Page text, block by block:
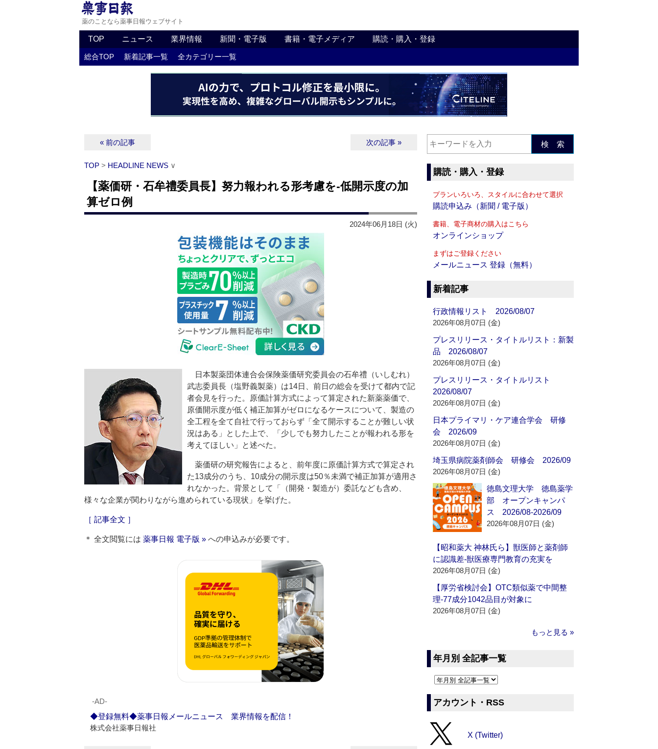
薬のことなら薬事日報ウェブサイト
TOP ニュース 業界情報 新聞・電子版 書籍・電子メディア 購読・購入・登録
総合TOP 新着記事一覧 全カテゴリー一覧
« 前の記事 次の記事 »
TOP > HEADLINE NEWS ∨
【薬価研・石牟禮委員長】努力報われる形考慮を‐低開示度の加
算ゼロ例
2024年06月18日 (火)
日本製薬団体連合会保険薬価研究委員会の石牟禮（いしむれ）
武志委員長（塩野義製薬）は14日、前日の総会を受けて都内で記
者会見を行った。原価計算方式によって算定された新薬薬価で、
原価開示度が低く補正加算がゼロになるケースについて、製造の
全工程を全て自社で行っておらず「全て開示することが難しい状
況はある」とした上で、「少しでも努力したことが報われる形を
考えてほしい」と述べた。
薬価研の研究報告によると、前年度に原価計算方式で算定され
た13成分のうち、10成分の開示度は50％未満で補正加算が適用さ
れなかった。背景として「（開発・製造が）委託なども含め、
様々な企業が関わりながら進められている現状」を挙げた。
［ 記事全文 ］
＊ 全文閲覧には 薬事日報 電子版 » への申込みが必要です。
‐AD‐
◆登録無料◆薬事日報メールニュース 業界情報を配信！
株式会社薬事日報社
検 索
購読・購入・登録
プランいろいろ、スタイルに合わせて選択
購読申込み（新聞 / 電子版）
書籍、電子商材の購入はこちら
オンラインショップ
まずはご登録ください
メールニュース 登録（無料）
新着記事
行政情報リスト 2026/08/07
2026年08月07日 (金)
プレスリリース・タイトルリスト：新製
品 2026/08/07
2026年08月07日 (金)
プレスリリース・タイトルリスト
2026/08/07
2026年08月07日 (金)
日本プライマリ・ケア連合学会 研修
会 2026/09
2026年08月07日 (金)
埼玉県病院薬剤師会 研修会 2026/09
2026年08月07日 (金)
徳島文理大学 徳島薬学
部 オープンキャンパ
ス 2026/08-2026/09
2026年08月07日 (金)
【昭和薬大 神林氏ら】獣医師と薬剤師
に認識差‐獣医療専門教育の充実を
2026年08月07日 (金)
【厚労省検討会】OTC類似薬で中間整
理‐77成分1042品目が対象に
2026年08月07日 (金)
もっと見る »
年月別 全記事一覧
アカウント・RSS
X (Twitter)